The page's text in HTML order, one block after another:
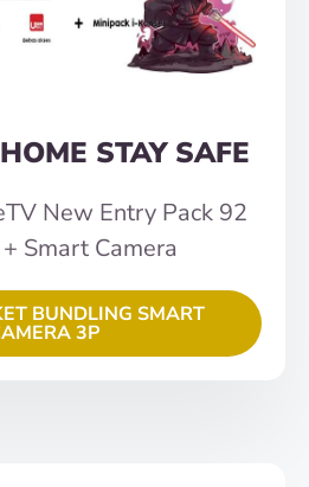
STAY SAFE
New Entry Pack 92
Smart Camera
BUNDLING SMART
3P